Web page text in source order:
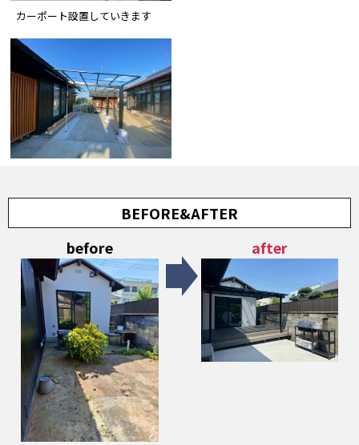
カーポート設置していきます
BEFORE&AFTER